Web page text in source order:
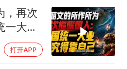
，再次
一大
！
打开APP